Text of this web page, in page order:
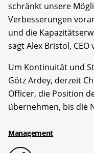
schränkt unsere
Verbesserungen
und die
sagt Alex Bristol, CEO
Um Kontinuität und
Götz Ardey, derzeit
Officer, die Position
übernehmen, bis die
Management